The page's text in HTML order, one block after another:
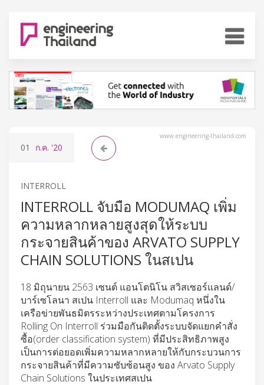
www.engineering-thailand.com
01 ก.ค. '20
INTERROLL
INTERROLL จับมือ MODUMAQ เพิ่ม
ความหลากหลายสูงสุดให้ระบบ
กระจายสินค้าของ ARVATO SUPPLY
CHAIN SOLUTIONS ในสเปน
18 มิถุนายน 2563 เซนต์ แอนโตนิโน สวิสเซอร์แลนด์/
บาร์เซโลนา สเปน Interroll และ Modumaq หนึ่งใน
เครือข่ายพันธมิตรระหว่างประเทศตามโครงการ
Rolling On Interroll ร่วมมือกันติดตั้งระบบจัดแยกคำสั่ง
ซื้อ(order classification system) ที่มีประสิทธิภาพสูง
เป็นการต่อยอดเพิ่มความหลากหลายให้กับกระบวนการ
กระจายสินค้าที่มีความซับซ้อนสูง ของ Arvato Supply
Chain Solutions ในประเทศสเปน